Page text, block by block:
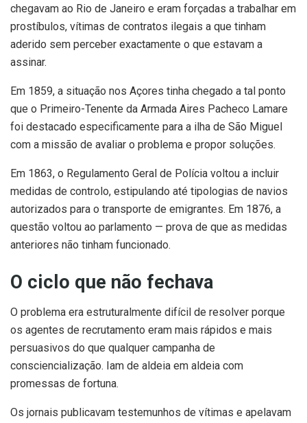
chegavam ao Rio de Janeiro e eram forçadas a trabalhar em
prostíbulos, vítimas de contratos ilegais a que tinham
aderido sem perceber exactamente o que estavam a
assinar.
Em 1859, a situação nos Açores tinha chegado a tal ponto
que o Primeiro-Tenente da Armada Aires Pacheco Lamare
foi destacado especificamente para a ilha de São Miguel
com a missão de avaliar o problema e propor soluções.
Em 1863, o Regulamento Geral de Polícia voltou a incluir
medidas de controlo, estipulando até tipologias de navios
autorizados para o transporte de emigrantes. Em 1876, a
questão voltou ao parlamento — prova de que as medidas
anteriores não tinham funcionado.
O ciclo que não fechava
O problema era estruturalmente difícil de resolver porque
os agentes de recrutamento eram mais rápidos e mais
persuasivos do que qualquer campanha de
consciencialização. Iam de aldeia em aldeia com
promessas de fortuna.
Os jornais publicavam testemunhos de vítimas e apelavam